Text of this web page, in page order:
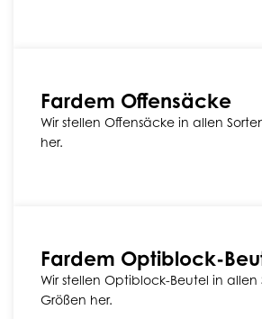
Fardem Offensäcke
Wir stellen Offensäcke in allen
her.
Fardem Optiblock-
Wir stellen Optiblock-Beutel in allen
Größen her.